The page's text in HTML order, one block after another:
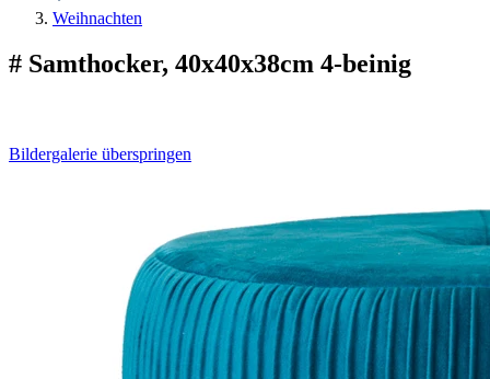
Weihnachten
# Samthocker, 40x40x38cm 4-beinig
Bildergalerie überspringen